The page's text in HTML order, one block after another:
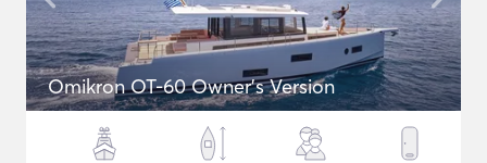
Omikron OT-60 Owner's Version